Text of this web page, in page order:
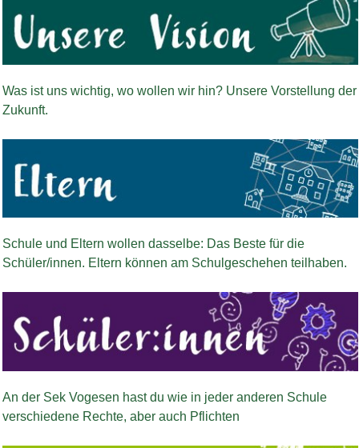
Was ist uns wichtig, wo wollen wir hin? Unsere Vorstellung der
Zukunft.
Schule und Eltern wollen dasselbe: Das Beste für die
Schüler/innen. Eltern können am Schulgeschehen teilhaben.
An der Sek Vogesen hast du wie in jeder anderen Schule
verschiedene Rechte, aber auch Pflichten